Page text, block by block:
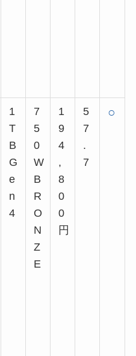
1
T
B
G
e
n
4
7
5
0
W
B
R
O
N
Z
E
1
9
4
,
8
0
0
円
5
7
.
7
○